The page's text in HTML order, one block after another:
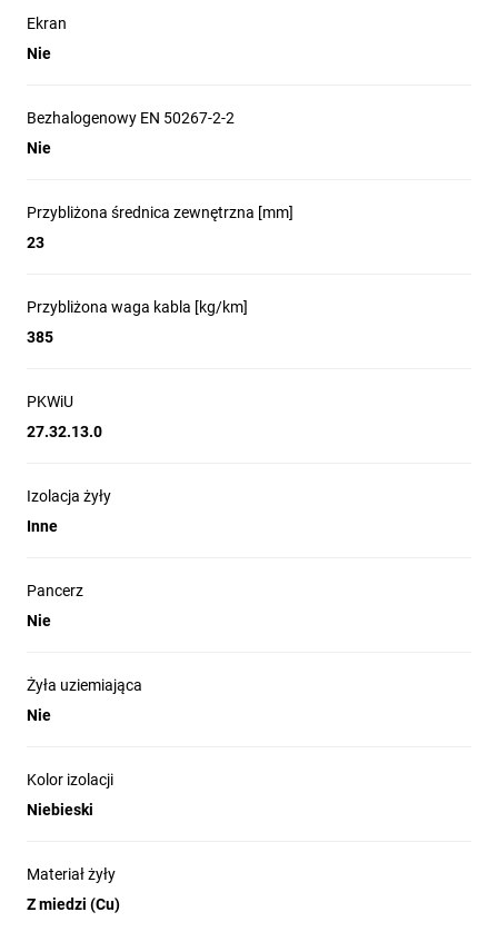
Ekran
Nie
Bezhalogenowy EN 50267-2-2
Nie
Przybliżona średnica zewnętrzna [mm]
23
Przybliżona waga kabla [kg/km]
385
PKWiU
27.32.13.0
Izolacja żyły
Inne
Pancerz
Nie
Żyła uziemiająca
Nie
Kolor izolacji
Niebieski
Materiał żyły
Z miedzi (Cu)